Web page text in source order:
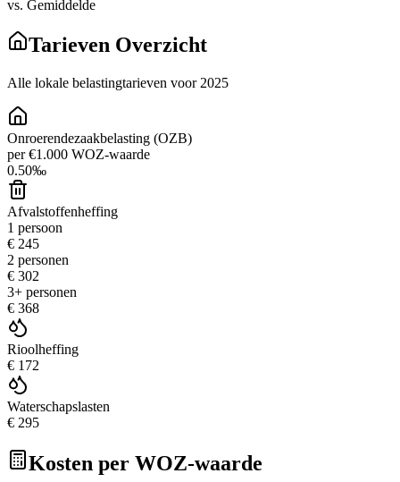
vs. Gemiddelde
Tarieven Overzicht
Alle lokale belastingtarieven voor 2025
Onroerendezaakbelasting (OZB)
per €1.000 WOZ-waarde
0.50‰
Afvalstoffenheffing
1 persoon
€ 245
2 personen
€ 302
3+ personen
€ 368
Rioolheffing
€ 172
Waterschapslasten
€ 295
Kosten per WOZ-waarde